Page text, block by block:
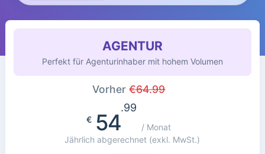
AGENTUR
Perfekt für Agenturinhaber mit hohem Volumen
Vorher€64.99
€54
.99
/ Monat
Jährlich abgerechnet (exkl. MwSt.)